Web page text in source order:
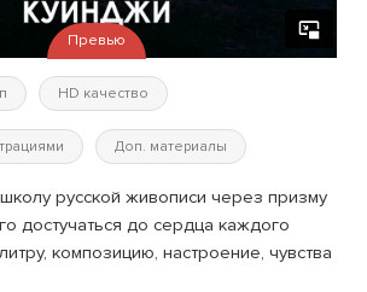
Превью
HD качество
Доп. материалы
русской живописи через призму
достучаться до сердца каждого
композицию, настроение, чувства